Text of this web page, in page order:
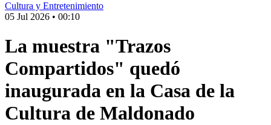
Cultura y Entretenimiento
05 Jul 2026 • 00:10
La muestra "Trazos
Compartidos" quedó
inaugurada en la Casa de la
Cultura de Maldonado